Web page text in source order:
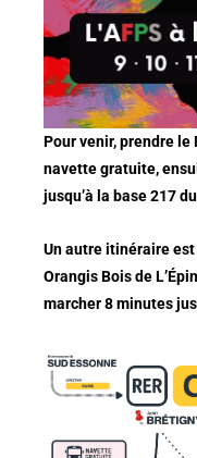
Pour venir, prendre le
navette gratuite,
jusqu’à la base 217
Un autre itinéraire est
Orangis Bois de
marcher 8 minutes